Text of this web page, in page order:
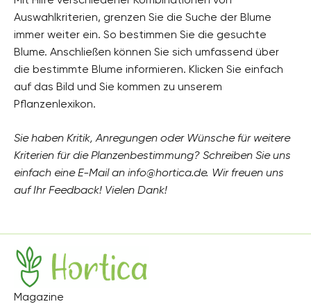
Auswahlkriterien, grenzen Sie die Suche der Blume
immer weiter ein. So bestimmen Sie die gesuchte
Blume. Anschließen können Sie sich umfassend über
die bestimmte Blume informieren. Klicken Sie einfach
auf das Bild und Sie kommen zu unserem
Pflanzenlexikon.
Sie haben Kritik, Anregungen oder Wünsche für weitere
Kriterien für die Planzenbestimmung? Schreiben Sie uns
einfach eine E-Mail an info@hortica.de. Wir freuen uns
auf Ihr Feedback! Vielen Dank!
Hortica
Magazine